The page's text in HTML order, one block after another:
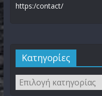
https:/contact/
Kατηγορίες